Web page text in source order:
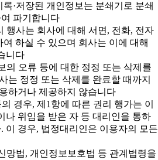
록·저장된 개인정보는 분쇄기로 분쇄
파기합니다
행사는 회사에 대해 서면, 전화, 전자
하실 수 있으며 회사는 이에 대해
니다
의 오류 등에 대한 정정 또는 삭제를
는 정정 또는 삭제를 완료할 때까지
하거나 제공하지 않습니다
경우, 제1항에 따른 권리 행가는 이
나 위임을 받은 자 등 대리인을 통하
이 경우, 법정대리인은 이용자의 모든
망법, 개인정보보호법 등 관계법령을